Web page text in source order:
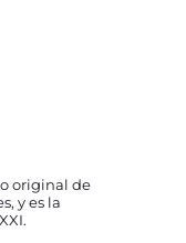
original de
y es la